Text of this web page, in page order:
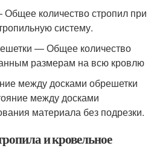
количество стропил при
систему.
— Общее количество
размерам на всю кровлю
между досками обрешетки
между досками
материала без подрезки.
и кровельное